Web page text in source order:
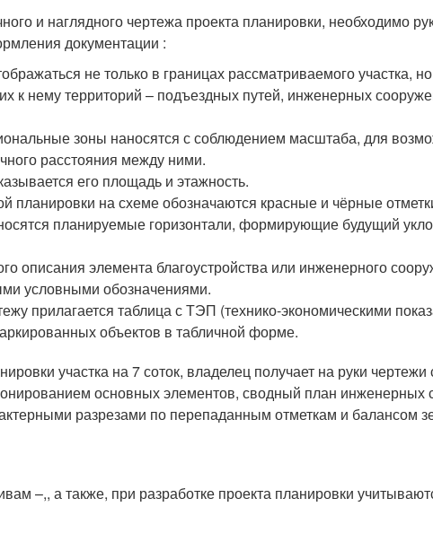
и наглядного чертежа проекта планировки, необходимо
документации :
не только в границах рассматриваемого участка,
к нему территорий – подъездных путей, инженерных
зоны наносятся с соблюдением масштаба, для
расстояния между ними.
его площадь и этажность.
планировки на схеме обозначаются красные и чёрные
планируемые горизонтали, формирующие будущий
описания элемента благоустройства или инженерного
условными обозначениями.
прилагается таблица с ТЭП (технико-экономическими
объектов в табличной форме.
участка на 7 соток, владелец получает на руки чертежи
основных элементов, сводный план инженерных
разрезами по перепаданным отметкам и балансом
–,, а также, при разработке проекта планировки